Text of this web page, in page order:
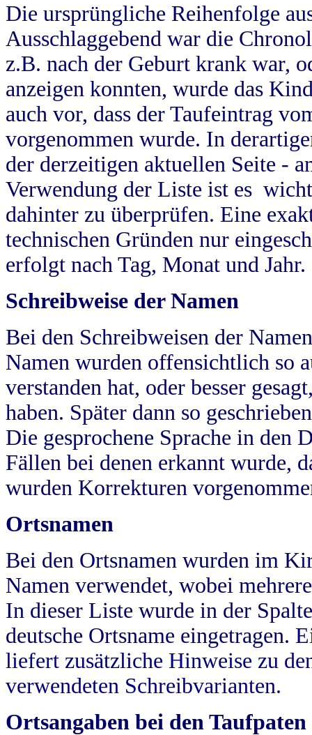
Die ursprüngliche Reihenfolge
Ausschlaggebend war die
z.B. nach der Geburt krank war,
anzeigen konnten, wurde das
auch vor, dass der Taufeintrag
vorgenommen wurde. In
der derzeitigen aktuellen Seite -
Verwendung der Liste ist es
dahinter zu überprüfen. Eine
technischen Gründen nur
erfolgt nach Tag, Monat und Jahr.
Schreibweise der Namen
Bei den Schreibweisen der
Namen wurden offensichtlich so
verstanden hat, oder besser
haben. Später dann so
Die gesprochene Sprache in
Fällen bei denen erkannt wurde,
wurden Korrekturen
Ortsnamen
Bei den Ortsnamen wurden im
Namen verwendet, wobei
In dieser Liste wurde in der
deutsche Ortsname eingetragen.
liefert zusätzliche Hinweise zu
verwendeten Schreibvarianten.
Ortsangaben bei den Taufpaten